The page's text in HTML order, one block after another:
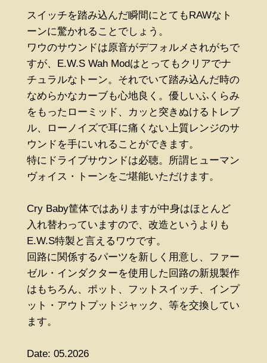
スイッチを踏み込んだ瞬間にとてもRAWなト
ーンに驚かれることでしょう。
ワウのサウンドは原音がデフォルメされがちで
すが、E.W.S Wah Modはとってもクリアでナ
チュラルなトーン。それでいて踏み込んだ時の
なめらかなカーブも心地良く。優しいふくらみ
をもったローミッド、カッと突きぬけるトレブ
ル、ローノイズで耳に痛くない上質レンジのサ
ウンドを手にいれることができます。
特にドライブサウンドは必聴。所謂ヒューマン
ヴォイス・トーンをご堪能いただけます。
Cry Baby筐体ではありますが中身はほとんど
入れ替わっていますので、改造というよりも
E.W.S特製と言えるワウです。
回路に関係するパーツを新しく用意し、ファー
ゼル・インダクターを使用した回路の新規製作
はもちろん、ポット、フットスイッチ、インプ
ット・アウトプットジャック、等を交換してい
ます。
Date: 05.2026